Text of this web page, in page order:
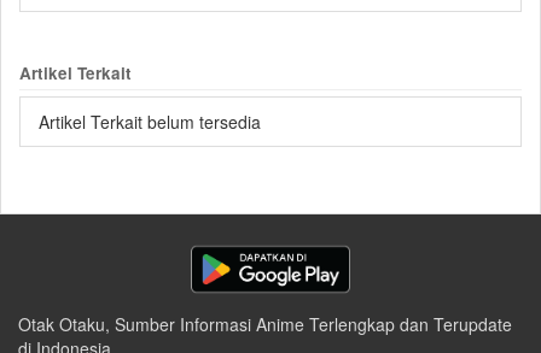
Artikel Terkait
Artikel Terkait belum tersedia
Otak Otaku, Sumber Informasi Anime Terlengkap dan Terupdate
di Indonesia